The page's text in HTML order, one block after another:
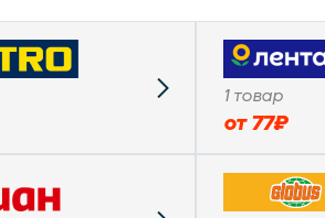
1 товар
от77₽